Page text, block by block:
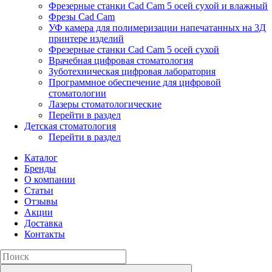
Фрезерные станки Cad Cam 5 осей сухой и влажный
Фрезы Cad Cam
УФ камера для полимеризации напечатанных на 3Д
принтере изделий
Фрезерные станки Cad Cam 5 осей сухой
Врачебная цифровая стоматология
Зуботехническая цифровая лаборатория
Программное обеспечение для цифровой
стоматологии
Лазеры стоматологические
Перейти в раздел
Детская стоматология
Перейти в раздел
Каталог
Бренды
О компании
Статьи
Отзывы
Акции
Доставка
Контакты